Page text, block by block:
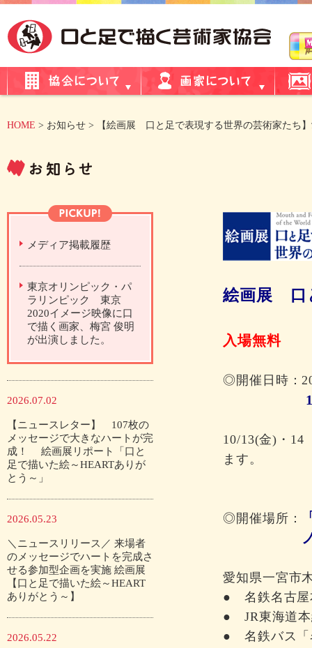
HOME > お知らせ > 【絵画展 口と足で表現する世界の芸術家たち
メディア掲載履歴
東京オリンピック・パ
ラリンピック 東京
2020イメージ映像に口
で描く画家、梅宮 俊明
が出演しました。
2026.07.02
【ニュースレター】 107枚の
メッセージで大きなハートが完
成！ 絵画展リポート「口と
足で描いた絵～HEARTありが
とう～」
2026.05.23
＼ニュースリリース／ 来場者
のメッセージでハートを完成さ
せる参加型企画を実施 絵画展
【口と足で描いた絵～HEART
ありがとう～】
2026.05.22
絵画展 口
入場無料
◎開催日時：
10/13(金)・
ます。
◎開催場所：
愛知県一宮市
● 名鉄名古屋
● JR東海道本
● 名鉄バス「